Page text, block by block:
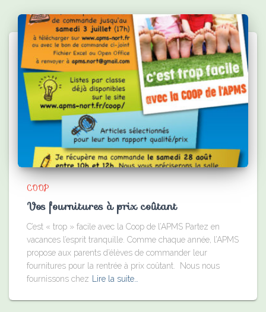
COOP
Vos fournitures à prix coûtant
C’est « trop » facile avec la Coop de l’APMS Partez en
vacances l’esprit tranquille. Comme chaque année, l’APMS
propose aux parents d’élèves de commander leur
fournitures pour la rentrée à prix coûtant. Nous nous
fournissons chez Lire la suite…